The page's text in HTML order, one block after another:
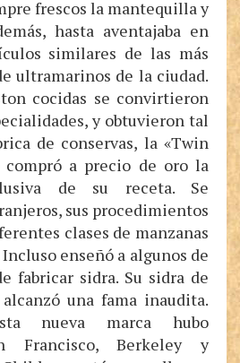
frescos la mantequilla y
hasta aventajaba en
similares de las más
ultramarinos de la ciudad.
cocidas se convirtieron
y obtuvieron tal
de conservas, la «Twin
compró a precio de oro la
de su receta. Se
sus procedimientos
clases de manzanas
enseñó a algunos de
fabricar sidra. Su sidra de
una fama inaudita.
nueva marca hubo
Francisco, Berkeley y